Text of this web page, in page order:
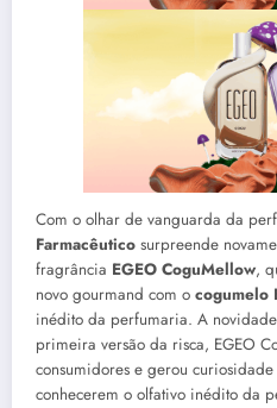
Com o olhar de vanguarda da
Farmacêutico surpreende
fragrância EGEO CoguMellow,
novo gourmand com o cogumelo
inédito da perfumaria. A
primeira versão da risca, EGEO
consumidores e gerou
conhecerem o olfativo inédito da